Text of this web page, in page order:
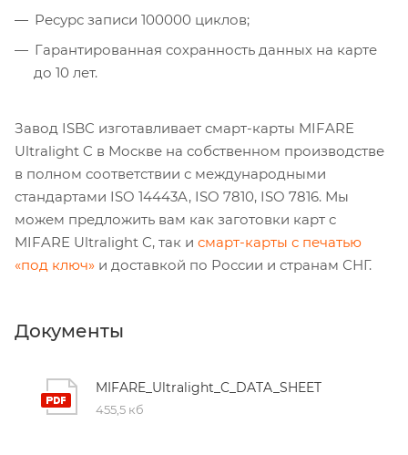
Ресурс записи 100000 циклов;
Гарантированная сохранность данных на карте
до 10 лет.
Завод ISBC изготавливает смарт-карты MIFARE
Ultralight C в Москве на собственном производстве
в полном соответствии с международными
стандартами ISO 14443A, ISO 7810, ISO 7816. Мы
можем предложить вам как заготовки карт с
MIFARE Ultralight C, так и смарт-карты с печатью
«под ключ» и доставкой по России и странам СНГ.
Документы
MIFARE_Ultralight_C_DATA_SHEET
455,5 кб